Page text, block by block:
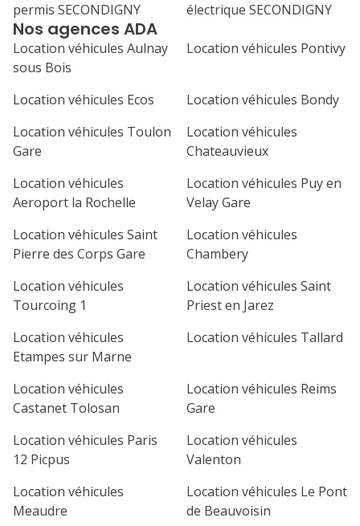
31
septembre 2026
lu
1
3
7 8 9 10
21 22 23
28 29 30
Nos agences ADA
Location véhicules Aulnay
sous Bois
Location véhicules Pontivy
Location véhicules Ecos
Location véhicules Bondy
Location véhicules Toulon
Gare
Location véhicules
Chateauvieux
Location véhicules
Aeroport la Rochelle
Location véhicules Puy en
Velay Gare
Location véhicules Saint
Pierre des Corps Gare
Location véhicules
Chambery
Location véhicules
Tourcoing 1
Location véhicules Saint
Priest en Jarez
Location véhicules
Etampes sur Marne
Location véhicules Tallard
Location véhicules
Castanet Tolosan
Location véhicules Reims
Gare
Location véhicules Paris
12 Picpus
Location véhicules
Valenton
Location véhicules
Meaudre
Location véhicules Le Pont
de Beauvoisin
permis SECONDIGNY
électrique SECONDIGNY